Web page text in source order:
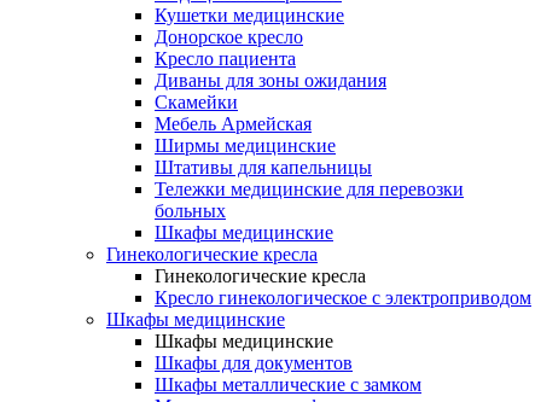
Кушетки медицинские
Донорское кресло
Кресло пациента
Диваны для зоны ожидания
Скамейки
Мебель Армейская
Ширмы медицинские
Штативы для капельницы
Тележки медицинские для перевозки
больных
Шкафы медицинские
Гинекологические кресла
Гинекологические кресла
Кресло гинекологическое с электроприводом
Шкафы медицинские
Шкафы медицинские
Шкафы для документов
Шкафы металлические с замком